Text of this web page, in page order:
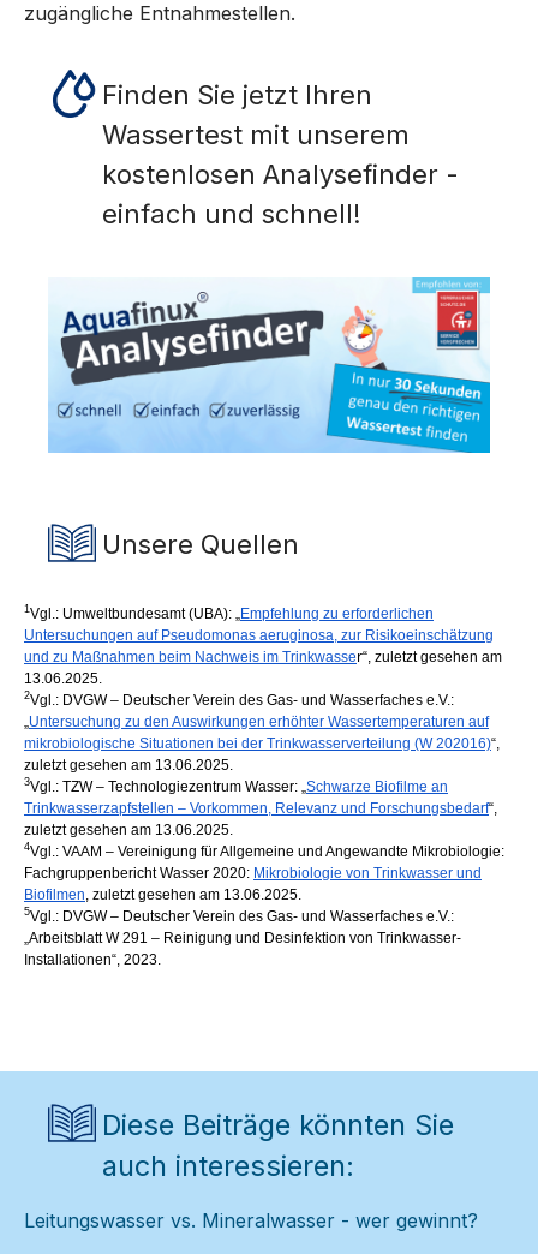
zugängliche Entnahmestellen.
Finden Sie jetzt Ihren
Wassertest mit unserem
kostenlosen Analysefinder -
einfach und schnell!
Unsere Quellen
1Vgl.: Umweltbundesamt (UBA): „ Empfehlung zu erforderlichen
Untersuchungen auf Pseudomonas aeruginosa, zur Risikoeinschätzung
und zu Maßnahmen beim Nachweis im Trinkwasser“, zuletzt gesehen am
13.06.2025.
2Vgl.: DVGW – Deutscher Verein des Gas- und Wasserfaches e.V.:
Untersuchung zu den Auswirkungen erhöhter Wassertemperaturen auf
mikrobiologische Situationen bei der Trinkwasserverteilung (W 202016)“,
zuletzt gesehen am 13.06.2025.
3Vgl.: TZW – Technologiezentrum Wasser: „ Schwarze Biofilme an
Trinkwasserzapfstellen – Vorkommen, Relevanz und Forschungsbedarf“,
zuletzt gesehen am 13.06.2025.
4Vgl.: VAAM – Vereinigung für Allgemeine und Angewandte Mikrobiologie:
Fachgruppenbericht Wasser 2020: Mikrobiologie von Trinkwasser und
Biofilmen , zuletzt gesehen am 13.06.2025.
5Vgl.: DVGW – Deutscher Verein des Gas- und Wasserfaches e.V.:
„Arbeitsblatt W 291 – Reinigung und Desinfektion von Trinkwasser-
Installationen“, 2023.
Diese Beiträge könnten Sie
auch interessieren:
Leitungswasser vs. Mineralwasser - wer gewinnt?